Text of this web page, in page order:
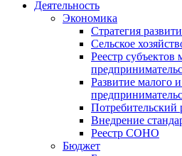
Деятельность
Экономика
Стратегия
Сельское
Реестр субъектов
Развитие малого
Потребительский
Внедрение
Реестр СОНО
Бюджет